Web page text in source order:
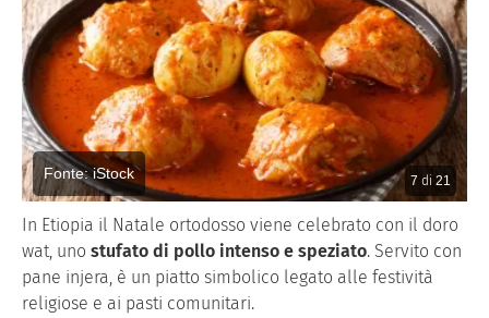
7 di 21
Fonte: iStock
In Etiopia il Natale ortodosso viene celebrato con il doro
wat, uno stufato di pollo intenso e speziato. Servito con
pane injera, è un piatto simbolico legato alle festività
religiose e ai pasti comunitari.